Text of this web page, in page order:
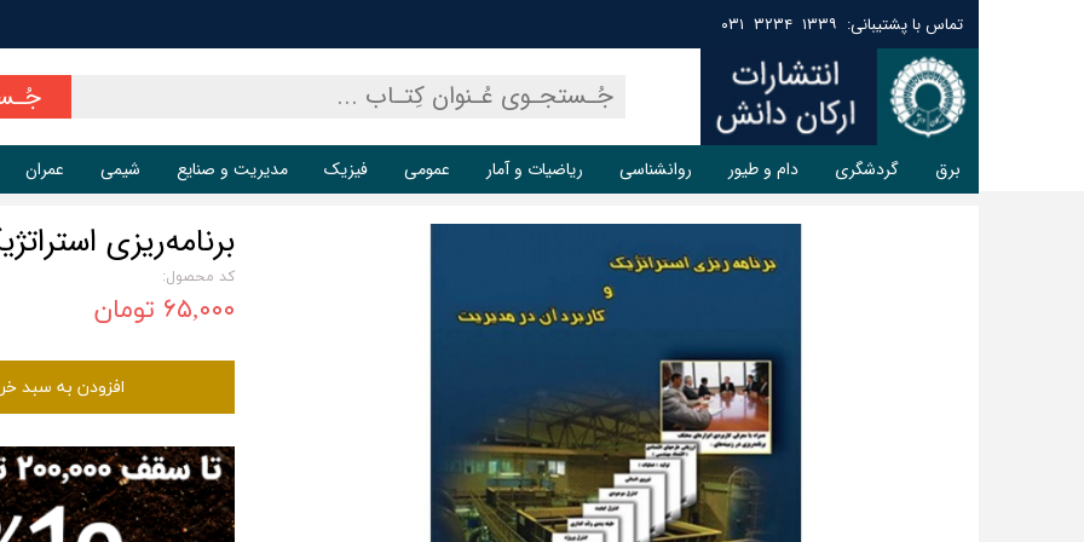
برق گردشگری دام و طیور روانشناسی ریاضیات و آمار عمومی فیزیک مدیریت و صنایع شیمی عمران
تماس با پشتیبانی: ۱۳۳۹ ۳۲۳۴ ۰۳۱
برنامه‌ریزی
کد محصول:
۶۵,۰۰۰ تومان
افزودن به سبد